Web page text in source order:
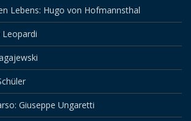
Lebens: Hugo von Hofmannsthal
Leopardi
Giuseppe Ungaretti